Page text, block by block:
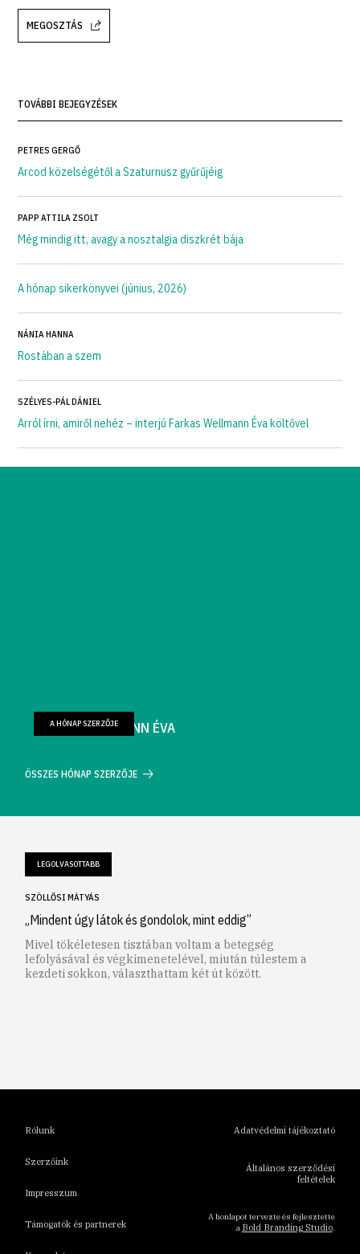
MEGOSZTÁS
TOVÁBBI BEJEGYZÉSEK
PETRES GERGŐ
Arcod közelségétől a Szaturnusz gyűrűjéig
PAPP ATTILA ZSOLT
Még mindig itt, avagy a nosztalgia diszkrét bája
A hónap sikerkönyvei (június, 2026)
NÁNIA HANNA
Rostában a szem
SZÉLYES-PÁL DÁNIEL
Arról írni, amiről nehéz – interjú Farkas Wellmann Éva költővel
FARKAS WELLMANN ÉVA
A HÓNAP SZERZŐJE
ÖSSZES HÓNAP SZERZŐJE
LEGOLVASOTTABB
SZÖLLŐSI MÁTYÁS
„Mindent úgy látok és gondolok, mint eddig”
Mivel tökéletesen tisztában voltam a betegség
lefolyásával és végkimenetelével, miután túlestem a
kezdeti sokkon, választhattam két út között.
Rólunk
Szerzőink
Impresszum
Támogatók és partnerek
Adatvédelmi tájékoztató
Általános szerződési
feltételek
A honlapot tervezte és fejlesztette
a Bold Branding Studio.